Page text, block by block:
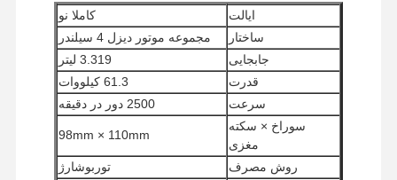
ایالت
کاملا نو
ساختار
مجموعه موتور دیزل 4 سیلندر
جابجایی
3.319 لیتر
قدرت
61.3 کیلووات
سرعت
2500 دور در دقیقه
سوراخ × سکته
مغزی
98mm × 110mm
روش مصرف
توربوشارژ